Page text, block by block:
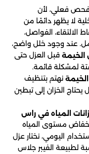
فحص فعلي، لأن
لا يظهر دائمًا من
الالتقاء، الفواصل،
عند وجود خلل واضح،
الخيمة قبل العزل حتى
لمشكلة قائمة.
نهتم بتنظيف
الخزان إلى تبطين
المياه في راس
مستوى المياه
اليومي، نختار عزل
لطبيعة الفيبر جلاس